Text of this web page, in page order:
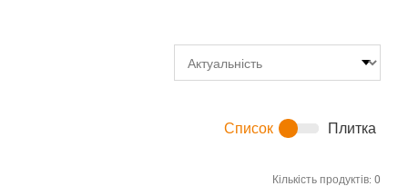
Кількість продуктів: 0
Список Плитка